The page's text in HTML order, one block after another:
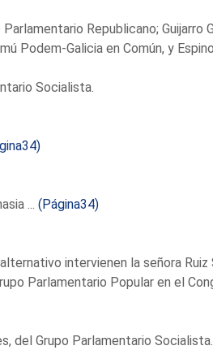
Republicano; Guijarro
Podem-Galicia en Común, y
Socialista.
... (Página34)
intervienen la señora Ruiz
Parlamentario Popular en el
del Grupo Parlamentario Socialista.